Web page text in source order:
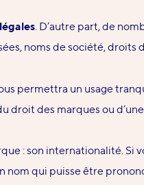
. D’autre part, de
noms de société, droits
permettra un usage
des marques ou
:son internationalité. Si
nom qui puisse être